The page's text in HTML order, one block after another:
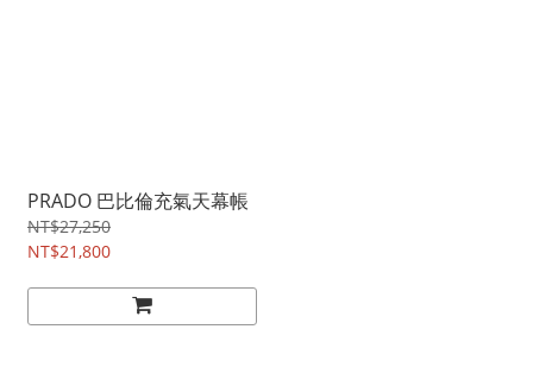
PRADO 巴比倫充氣天幕帳
NT$27,250
NT$21,800